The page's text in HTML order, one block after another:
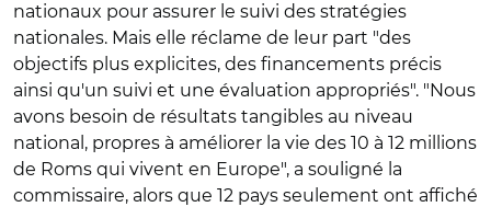
nationaux pour assurer le suivi des stratégies
nationales. Mais elle réclame de leur part "des
objectifs plus explicites, des financements précis
ainsi qu'un suivi et une évaluation appropriés". "Nous
avons besoin de résultats tangibles au niveau
national, propres à améliorer la vie des 10 à 12 millions
de Roms qui vivent en Europe", a souligné la
commissaire, alors que 12 pays seulement ont affiché